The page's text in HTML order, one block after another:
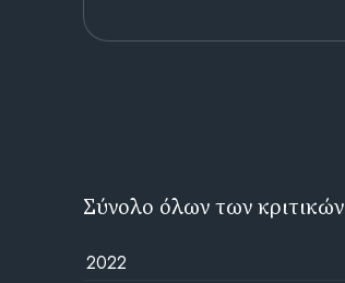
Σύνολο όλων των κριτικών
2022